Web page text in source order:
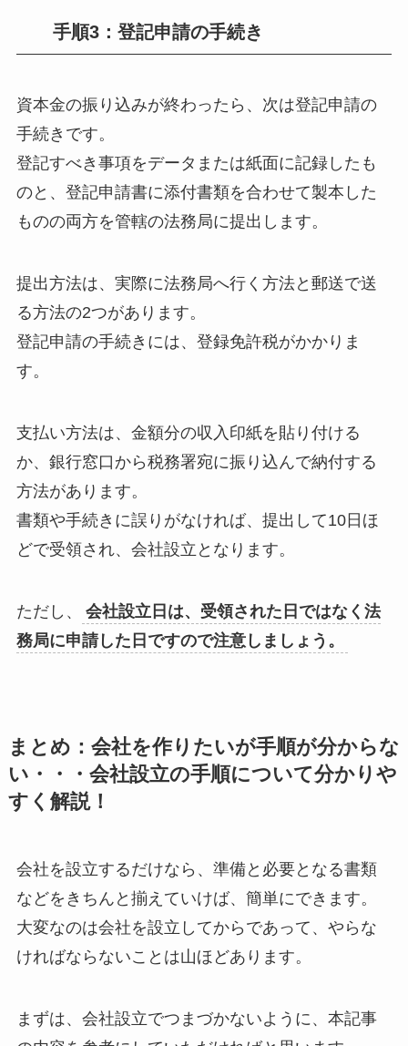
手順3：登記申請の手続き
資本金の振り込みが終わったら、次は登記申請の
手続きです。
登記すべき事項をデータまたは紙面に記録したも
のと、登記申請書に添付書類を合わせて製本した
ものの両方を管轄の法務局に提出します。
提出方法は、実際に法務局へ行く方法と郵送で送
る方法の2つがあります。
登記申請の手続きには、登録免許税がかかりま
す。
支払い方法は、金額分の収入印紙を貼り付ける
か、銀行窓口から税務署宛に振り込んで納付する
方法があります。
書類や手続きに誤りがなければ、提出して10日ほ
どで受領され、会社設立となります。
ただし、
会社設立日は、受領された日ではなく法
務局に申請した日ですので注意しましょう。
まとめ：会社を作りたいが手順が分からな
い・・・会社設立の手順について分かりや
すく解説！
会社を設立するだけなら、準備と必要となる書類
などをきちんと揃えていけば、簡単にできます。
大変なのは会社を設立してからであって、やらな
ければならないことは山ほどあります。
まずは、会社設立でつまづかないように、本記事